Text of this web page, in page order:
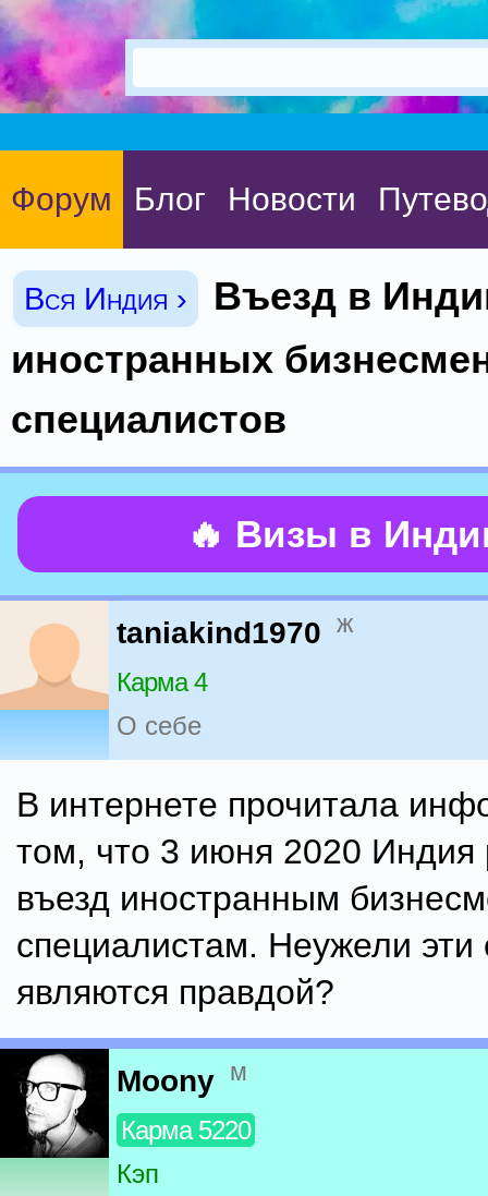
Форум Блог Новости
Вся Индия ›
Въезд в
иностранных
специалистов
🔥 Визы в
taniakind1970 ж
Карма 4
О себе
В интернете прочитала
том, что 3 июня 2020
въезд иностранным
специалистам. Неужели эти
являются правдой?
Moony м
Карма 5220
Кэп